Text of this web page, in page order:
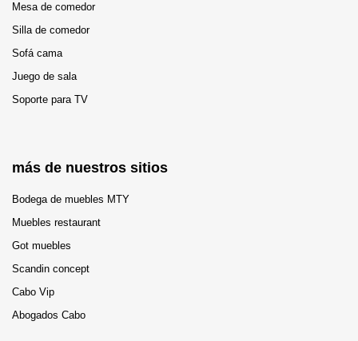
Mesa de comedor
Silla de comedor
Sofá cama
Juego de sala
Soporte para TV
más de nuestros sitios
Bodega de muebles MTY
Muebles restaurant
Got muebles
Scandin concept
Cabo Vip
Abogados Cabo